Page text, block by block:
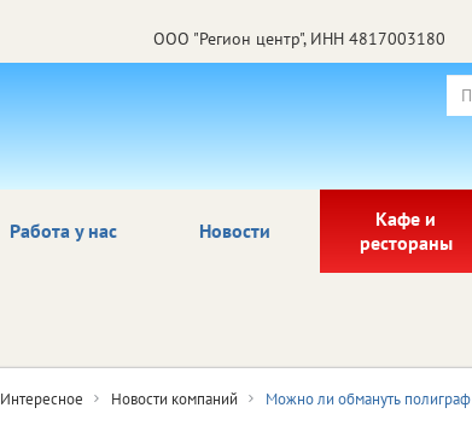
ООО "Регион центр", ИНН 4817003180
Работа у нас Новости
Кафе и
рестораны
Интересное Новости компаний Можно ли обмануть полиграф